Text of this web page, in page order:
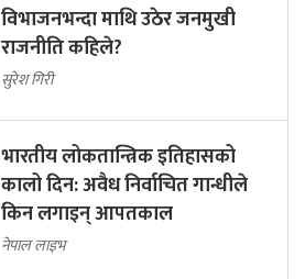
विभाजनभन्दा माथि उठेर जनमुखी
राजनीति कहिले?
सुरेश गिरी
भारतीय लोकतान्त्रिक इतिहासको
कालो दिन: अवैध निर्वाचित गान्धीले
किन लगाइन् आपतकाल
नेपाल लाइभ